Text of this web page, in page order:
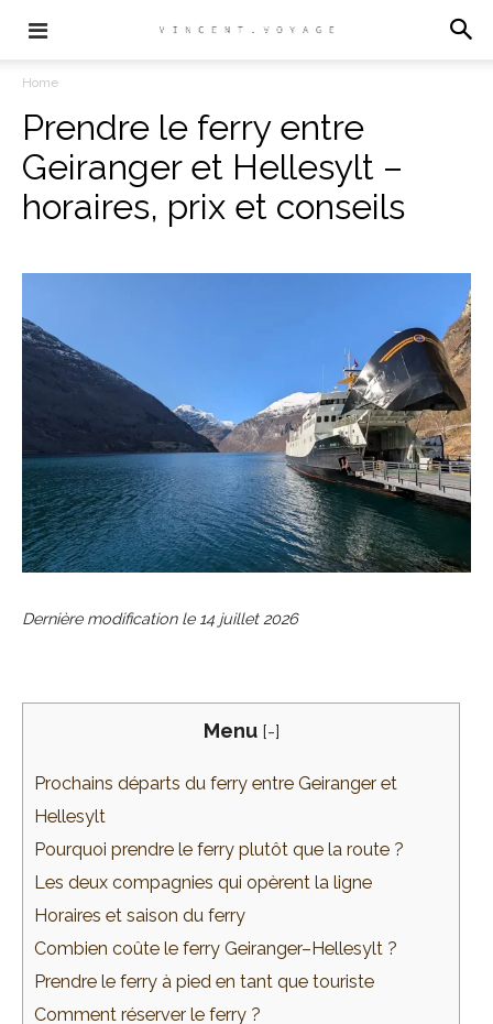
Home
Prendre le ferry entre
Geiranger et Hellesylt –
horaires, prix et conseils
Dernière modification le 14 juillet 2026
Menu [-]
Prochains départs du ferry entre Geiranger et
Hellesylt
Pourquoi prendre le ferry plutôt que la route ?
Les deux compagnies qui opèrent la ligne
Horaires et saison du ferry
Combien coûte le ferry Geiranger–Hellesylt ?
Prendre le ferry à pied en tant que touriste
Comment réserver le ferry ?